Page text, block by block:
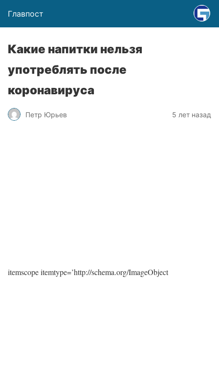
Главпост
Какие напитки нельзя
употреблять после
коронавируса
Петр Юрьев 5 лет назад
itemscope itemtype=’http://schema.org/ImageObject